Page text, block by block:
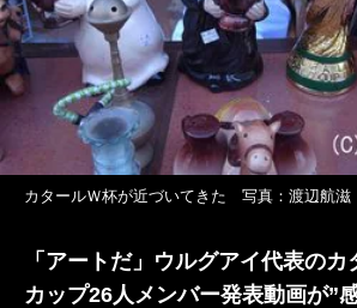
カタールＷ杯が近づいてきた 写真：渡辺航滋
「アートだ」ウルグアイ代表の
カップ26人メンバー発表動画が”